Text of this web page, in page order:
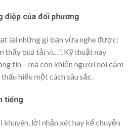
điệp của đối phương
lại những gì bạn vừa nghe được:
thấy quá tải vì…”. Kỹ thuật này
tin – mà còn khiến người nói cảm
hiểu một cách sâu sắc.
tiếng
lời nhận xét hay kể chuyện